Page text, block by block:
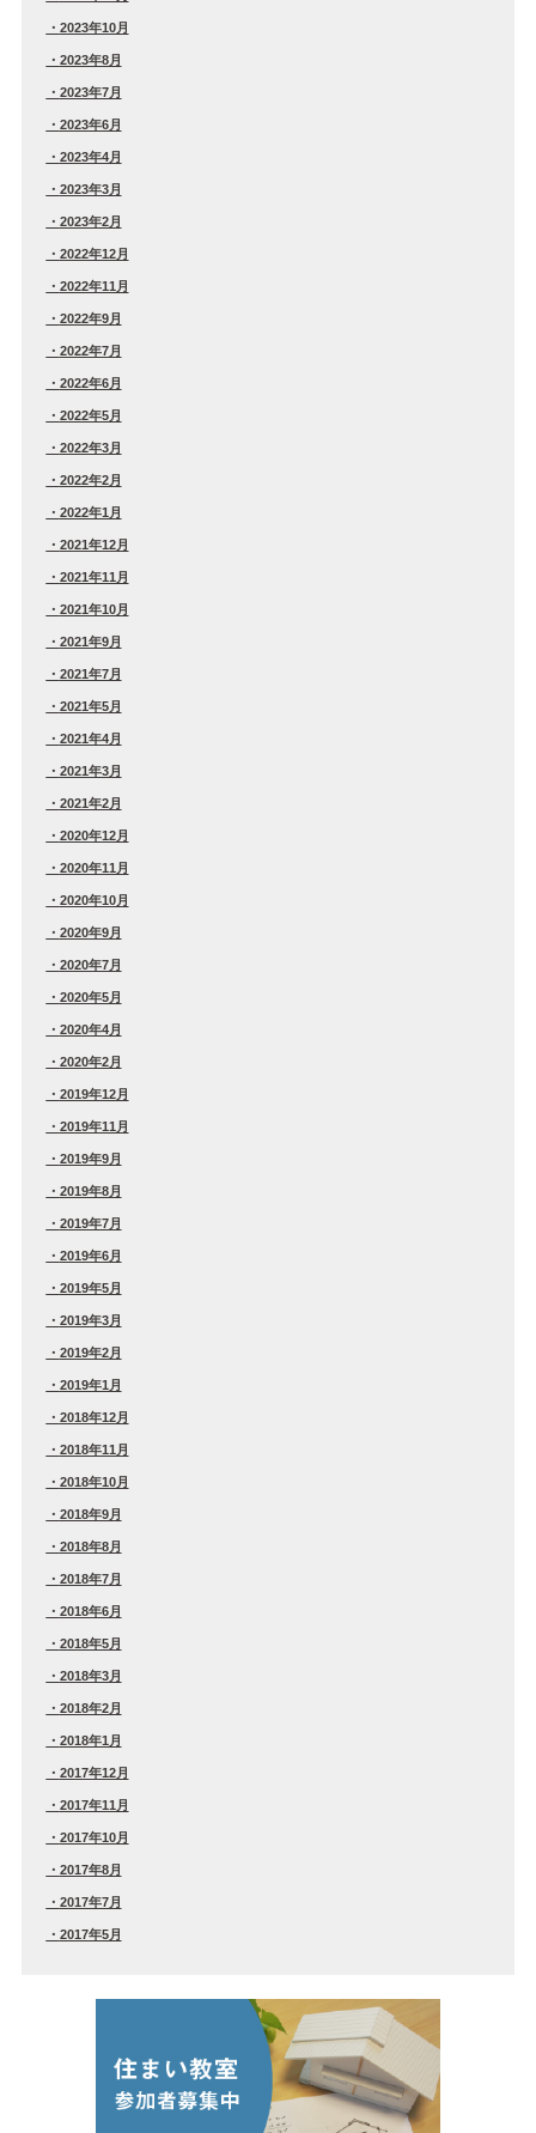
2023年10月
2023年8月
2023年7月
2023年6月
2023年4月
2023年3月
2023年2月
2022年12月
2022年11月
2022年9月
2022年7月
2022年6月
2022年5月
2022年3月
2022年2月
2022年1月
2021年12月
2021年11月
2021年10月
2021年9月
2021年7月
2021年5月
2021年4月
2021年3月
2021年2月
2020年12月
2020年11月
2020年10月
2020年9月
2020年7月
2020年5月
2020年4月
2020年2月
2019年12月
2019年11月
2019年9月
2019年8月
2019年7月
2019年6月
2019年5月
2019年3月
2019年2月
2019年1月
2018年12月
2018年11月
2018年10月
2018年9月
2018年8月
2018年7月
2018年6月
2018年5月
2018年3月
2018年2月
2018年1月
2017年12月
2017年11月
2017年10月
2017年8月
2017年7月
2017年5月